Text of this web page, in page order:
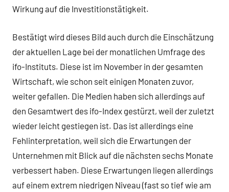
Wirkung auf die Investitionstätigkeit.
Bestätigt wird dieses Bild auch durch die Einschätzung
der aktuellen Lage bei der monatlichen Umfrage des
ifo-Instituts. Diese ist im November in der gesamten
Wirtschaft, wie schon seit einigen Monaten zuvor,
weiter gefallen. Die Medien haben sich allerdings auf
den Gesamtwert des ifo-Index gestürzt, weil der zuletzt
wieder leicht gestiegen ist. Das ist allerdings eine
Fehlinterpretation, weil sich die Erwartungen der
Unternehmen mit Blick auf die nächsten sechs Monate
verbessert haben. Diese Erwartungen liegen allerdings
auf einem extrem niedrigen Niveau (fast so tief wie am